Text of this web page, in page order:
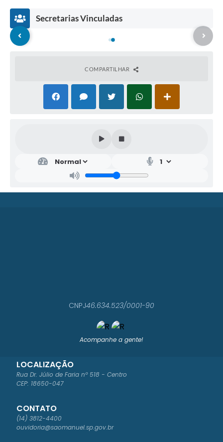
Secretarias Vinculadas
RET
ARI
NIC
COMPARTILHAR
Acompanhe a gente!
LOCALIZAÇÃO
Rua Dr. Júlio de Faria nº 518 - Centro
CEP: 18650-047
CONTATO
(14) 3812-4400
ouvidoria@saomanuel.sp.gov.br
CNPJ46.634.523/0001-90